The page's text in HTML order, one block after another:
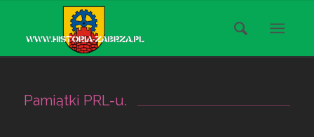
Pamiątki PRL-u.